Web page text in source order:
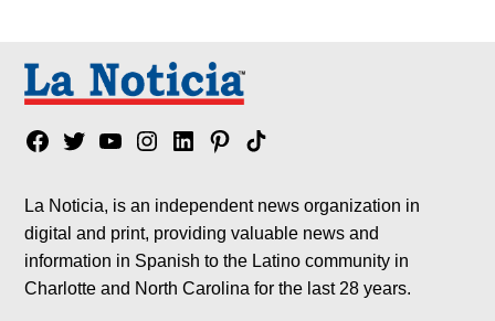
Facebook
TwitterYouTubeInstagram
LinkedinPinterest
Tik
La Noticia, is an independent news organization in
digital and print, providing valuable news and
information in Spanish to the Latino community in
Charlotte and North Carolina for the last 28 years.